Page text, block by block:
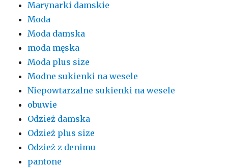
Marynarki damskie
Moda
Moda damska
moda męska
Moda plus size
Modne sukienki na wesele
Niepowtarzalne sukienki na wesele
obuwie
Odzież damska
Odzież plus size
Odzież z denimu
pantone